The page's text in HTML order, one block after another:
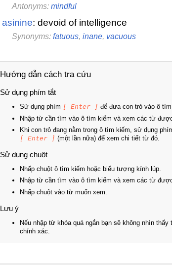
Antonyms: mindful
asinine: devoid of intelligence
Synonyms: fatuous, inane, vacuous
Hướng dẫn cách tra cứu
Sử dụng phím tắt
Sử dụng phím [ Enter ] để đưa con trỏ vào ô
Nhập từ cần tìm vào ô tìm kiếm và xem các từ
Khi con trỏ đang nằm trong ô tìm kiếm, sử dụng
[ Enter ] (một lần nữa) để xem chi tiết từ đó.
Sử dụng chuột
Nhấp chuột ô tìm kiếm hoặc biểu tượng kính lúp.
Nhập từ cần tìm vào ô tìm kiếm và xem các từ
Nhấp chuột vào từ muốn xem.
Lưu ý
Nếu nhập từ khóa quá ngắn bạn sẽ không nhìn
chính xác.